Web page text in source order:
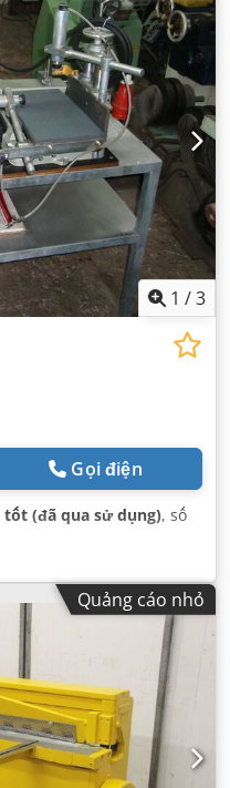
1 /3
Gọi điện
tốt (đã qua sử dụng), số
Quảng cáo nhỏ